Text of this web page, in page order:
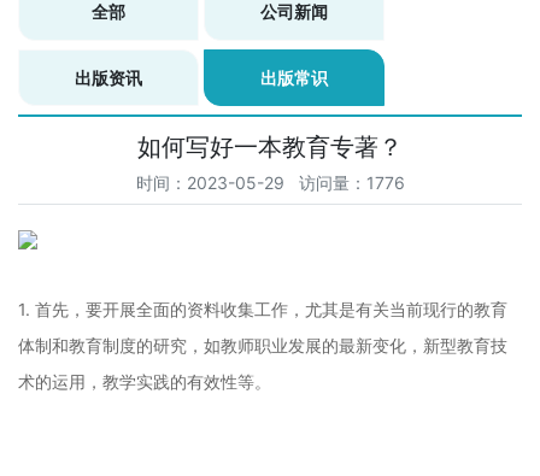
全部 公司新闻
出版资讯 出版常识
如何写好一本教育专著？
时间：2023-05-29 访问量：1776
1. 首先，要开展全面的资料收集工作，尤其是有关当前现行的教育
体制和教育制度的研究，如教师职业发展的最新变化，新型教育技
术的运用，教学实践的有效性等。